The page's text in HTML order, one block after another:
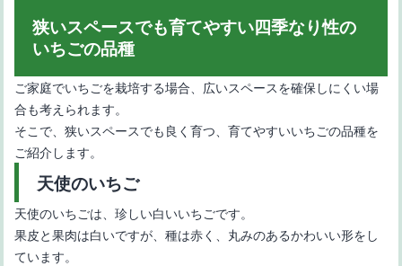
狭いスペースでも育てやすい四季なり性の
いちごの品種
ご家庭でいちごを栽培する場合、広いスペースを確保しにくい場
合も考えられます。
そこで、狭いスペースでも良く育つ、育てやすいいちごの品種を
ご紹介します。
天使のいちご
天使のいちごは、珍しい白いいちごです。
果皮と果肉は白いですが、種は赤く、丸みのあるかわいい形をし
ています。